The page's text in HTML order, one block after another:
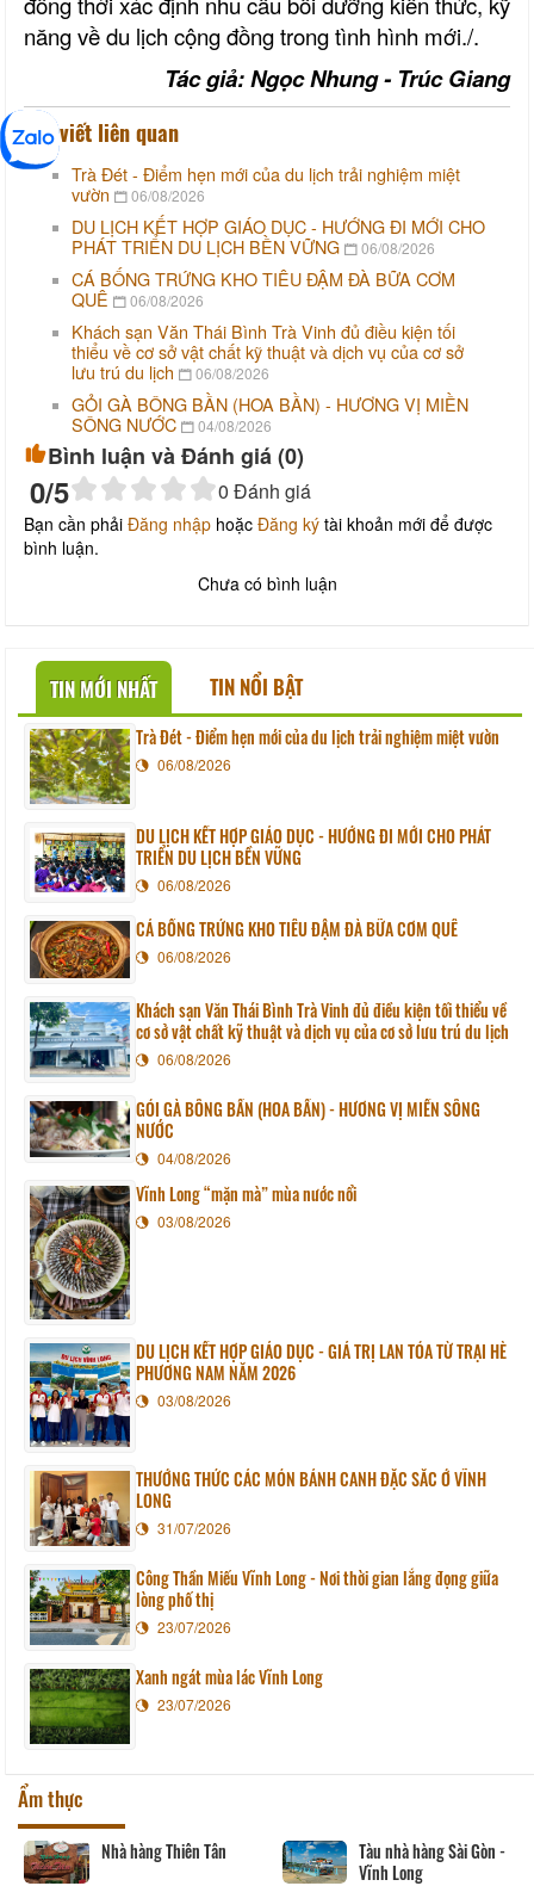
năng về du lịch cộng đồng trong tình hình mới./.
Tác giả: Ngọc Nhung - Trúc Giang
Bài viết liên quan
Trà Đét - Điểm hẹn mới của du lịch trải nghiệm miệt
vườn
06/08/2026
DU LỊCH KẾT HỢP GIÁO DỤC - HƯỚNG ĐI MỚI CHO
PHÁT TRIỂN DU LỊCH BỀN VỮNG
06/08/2026
CÁ BỐNG TRỨNG KHO TIÊU ĐẬM ĐÀ BỮA CƠM
QUÊ
06/08/2026
Khách sạn Văn Thái Bình Trà Vinh đủ điều kiện tối
thiểu về cơ sở vật chất kỹ thuật và dịch vụ của cơ sở
lưu trú du lịch
06/08/2026
GỎI GÀ BÔNG BẦN (HOA BẦN) - HƯƠNG VỊ MIỀN
SÔNG NƯỚC
04/08/2026
Bình luận và Đánh giá (0)
0/5 0 Đánh giá
Bạn cần phải Đăng nhập hoặc Đăng ký tài khoản mới để được
bình luận.
Chưa có bình luận
TIN MỚI NHẤT TIN NỔI BẬT
Trà Đét - Điểm hẹn mới của du lịch trải nghiệm miệt vườn
06/08/2026
DU LỊCH KẾT HỢP GIÁO DỤC - HƯỚNG ĐI MỚI CHO PHÁT
TRIỂN DU LỊCH BỀN VỮNG
06/08/2026
CÁ BỐNG TRỨNG KHO TIÊU ĐẬM ĐÀ BỮA CƠM QUÊ
06/08/2026
Khách sạn Văn Thái Bình Trà Vinh đủ điều kiện tối thiểu về
cơ sở vật chất kỹ thuật và dịch vụ của cơ sở lưu trú du lịch
06/08/2026
GỎI GÀ BÔNG BẦN (HOA BẦN) - HƯƠNG VỊ MIỀN SÔNG
NƯỚC
04/08/2026
Vĩnh Long “mặn mà” mùa nước nổi
03/08/2026
DU LỊCH KẾT HỢP GIÁO DỤC - GIÁ TRỊ LAN TỎA TỪ TRẠI HÈ
PHƯƠNG NAM NĂM 2026
03/08/2026
THƯỞNG THỨC CÁC MÓN BÁNH CANH ĐẶC SẮC Ở VĨNH
LONG
31/07/2026
Công Thần Miếu Vĩnh Long - Nơi thời gian lắng đọng giữa
lòng phố thị
23/07/2026
Xanh ngát mùa lác Vĩnh Long
23/07/2026
Ẩm thực
Nhà hàng Thiên Tân
Tàu nhà hàng Sài Gòn -
Vĩnh Long